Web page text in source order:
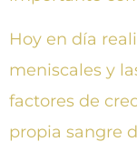
Hoy en día
meniscales y
factores de
propia sangre